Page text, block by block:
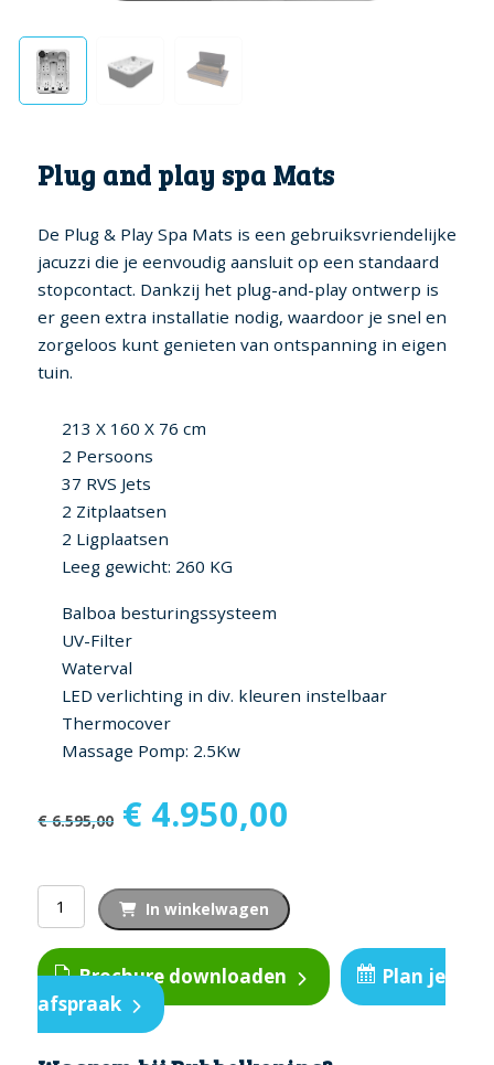
Plug and play spa Mats
De Plug & Play Spa Mats is een gebruiksvriendelijke
jacuzzi die je eenvoudig aansluit op een standaard
stopcontact. Dankzij het plug-and-play ontwerp is
er geen extra installatie nodig, waardoor je snel en
zorgeloos kunt genieten van ontspanning in eigen
tuin.
213 X 160 X 76 cm
2 Persoons
37 RVS Jets
2 Zitplaatsen
2 Ligplaatsen
Leeg gewicht: 260 KG
Balboa besturingssysteem
UV-Filter
Waterval
LED verlichting in div. kleuren instelbaar
Thermocover
Massage Pomp: 2.5Kw
€6.595,00 Oorspronkelijke
prijs
€ 6.595,00.
€ 4.950,00
€ 4.950,00.
Plug
and
play
spa
Mats
aantal
In winkelwagen
Brochure downloaden
Plan je
afspraak